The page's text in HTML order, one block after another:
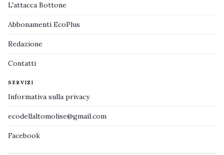
L'attacca Bottone
Abbonamenti EcoPlus
Redazione
Contatti
SERVIZI
Informativa sulla privacy
ecodellaltomolise@gmail.com
Facebook